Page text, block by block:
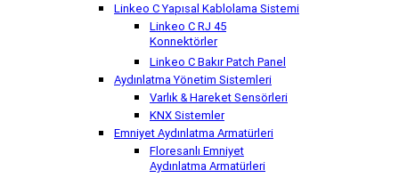
Linkeo C Yapısal Kablolama Sistemi
Linkeo C RJ 45
Konnektörler
Linkeo C Bakır Patch Panel
Aydınlatma Yönetim Sistemleri
Varlık & Hareket Sensörleri
KNX Sistemler
Emniyet Aydınlatma Armatürleri
Floresanlı Emniyet
Aydınlatma Armatürleri